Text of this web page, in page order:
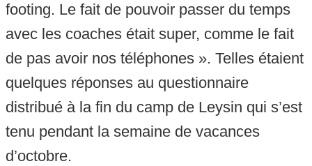
footing. Le fait de pouvoir passer du temps
avec les coaches était super, comme le fait
de pas avoir nos téléphones ». Telles étaient
quelques réponses au questionnaire
distribué à la fin du camp de Leysin qui s’est
tenu pendant la semaine de vacances
d’octobre.